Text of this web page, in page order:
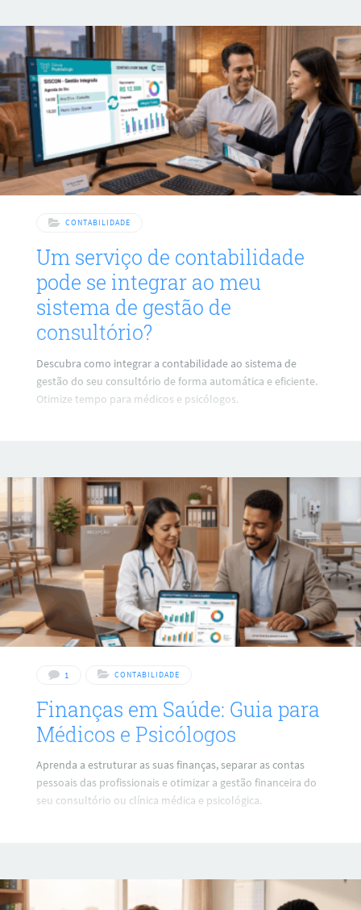
CONTABILIDADE
Um serviço de contabilidade
pode se integrar ao meu
sistema de gestão de
consultório?
Descubra como integrar a contabilidade ao sistema de
gestão do seu consultório de forma automática e eficiente.
Otimize tempo para médicos e psicólogos.
1 CONTABILIDADE
Finanças em Saúde: Guia para
Médicos e Psicólogos
Aprenda a estruturar as suas finanças, separar as contas
pessoais das profissionais e otimizar a gestão financeira do
seu consultório ou clínica médica e psicológica.